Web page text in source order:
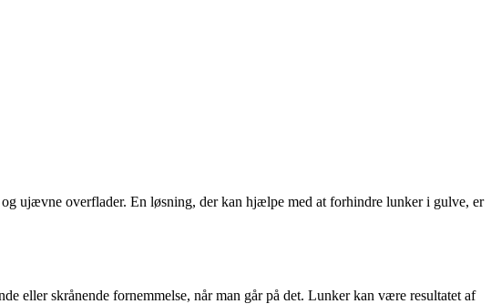
ujævne overflader. En løsning, der kan hjælpe med at forhindre lunker i gulve, er
eller skrånende fornemmelse, når man går på det. Lunker kan være resultatet af